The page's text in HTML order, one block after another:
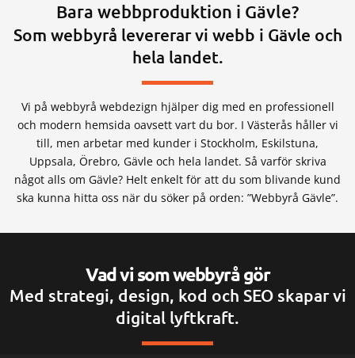
Bara webbproduktion i Gävle?
Som webbyrå levererar vi webb i Gävle och
hela landet.
Vi på webbyrå webdezign hjälper dig med en professionell
och modern hemsida oavsett vart du bor. I Västerås håller vi
till, men arbetar med kunder i Stockholm, Eskilstuna,
Uppsala, Örebro, Gävle och hela landet. Så varför skriva
något alls om Gävle? Helt enkelt för att du som blivande kund
ska kunna hitta oss när du söker på orden: ”Webbyrå Gävle”.
Vad vi som webbyrå gör
Med strategi, design, kod och SEO skapar vi
digital lyftkraft.